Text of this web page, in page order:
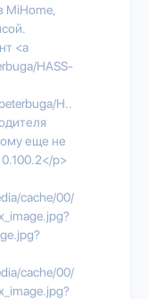
MiHome,
<a
HASS-
H..
еще не
p>
cache/00/
cache/00/